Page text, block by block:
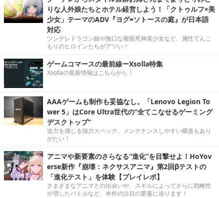
りな人外娘たちとホテル経営しよう！「クトゥルフ×美
少女」テーマのADV『ヨグ=ソトースの庭』が日本語
対応
ツンデレドラゴン娘や無口な複眼死神美少女など、属性てんこ
もりのヒロインたちがアツい！
ゲームコマースの最前線ーXsolla特集
Xsollaの最新情報はこちらから！
AAAゲームも制作も妥協なし。「Lenovo Legion To
wer 5」はCore Ultra世代の“全てこなせるゲーミング
デスクトップ”
迫力を感じる強力スペック。メンテナンスしやすい構造もあり
がたい！
アニマや新要素のさらなる“進化”を目撃せよ！HoYov
erse新作『崩壊：ネクサスアニマ』第2回βテストの
「進化テスト」を体験【プレイレポ】
さまざまなアニマとの出会いや、スキルによってさらに戦略性
が増したバトルなど、本作の注目の要素に迫ります！